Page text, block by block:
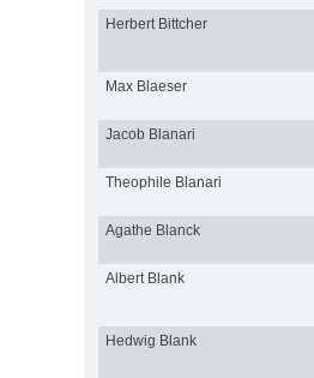
Herbert Bittcher
Max Blaeser
Jacob Blanari
Theophile Blanari
Agathe Blanck
Albert Blank
Hedwig Blank